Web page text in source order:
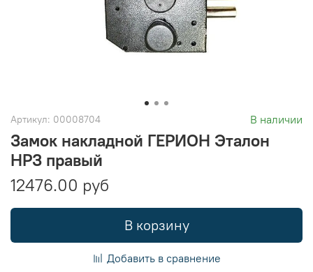
Артикул: 00008704 В наличии
Замок накладной ГЕРИОН Эталон
НРЗ правый
12476.00 руб
В корзину
Добавить в сравнение